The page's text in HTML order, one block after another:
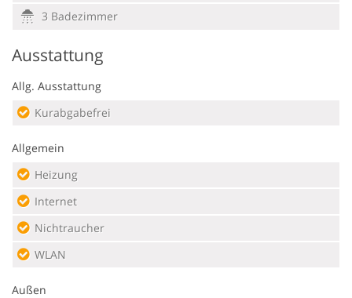
3 Badezimmer
Ausstattung
Allg. Ausstattung
Kurabgabefrei
Allgemein
Heizung
Internet
Nichtraucher
WLAN
Außen